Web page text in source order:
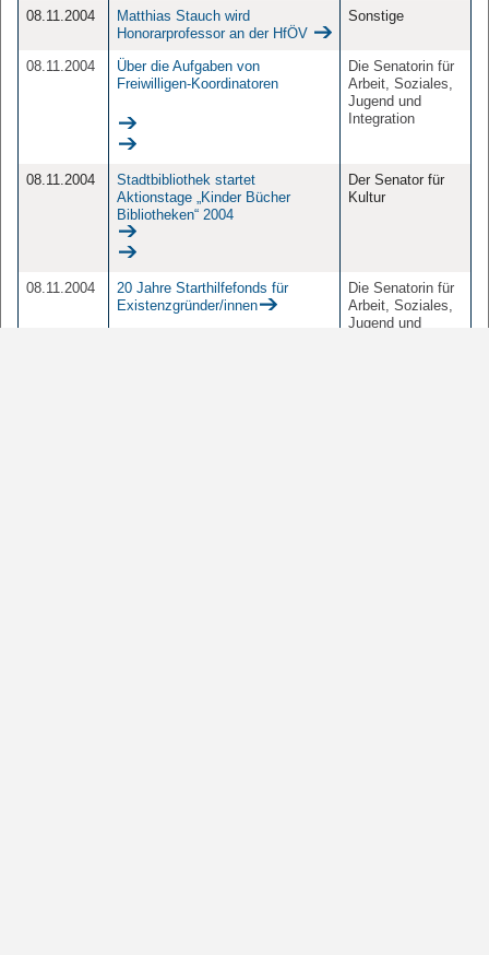
08.11.2004
Matthias Stauch wird
Honorarprofessor an der HfÖV
Sonstige
08.11.2004
Über die Aufgaben von
Freiwilligen-Koordinatoren
Die Senatorin für
Arbeit, Soziales,
Jugend und
Integration
08.11.2004
Stadtbibliothek startet
Aktionstage „Kinder Bücher
Bibliotheken“ 2004
Der Senator für
Kultur
08.11.2004
20 Jahre Starthilfefonds für
Existenzgründer/innen
Die Senatorin für
Arbeit, Soziales,
Jugend und